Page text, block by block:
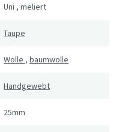
Uni , meliert
Taupe
Wolle , baumwolle
Handgewebt
25mm